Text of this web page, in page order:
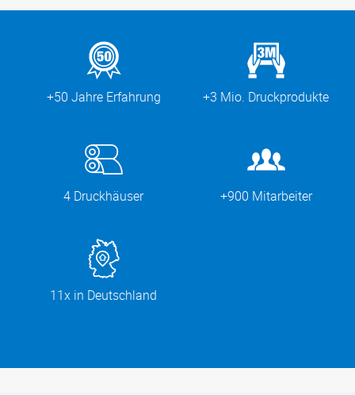
+50 Jahre Erfahrung +3 Mio. Druckprodukte
4 Druckhäuser +900 Mitarbeiter
11x in Deutschland